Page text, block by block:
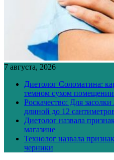
7 августа, 2026
Диетолог Соломатина:
темном сухом помещении
Роскачество: Для
длиной до 12
Диетолог назвала
магазине
Технолог назвала
черники